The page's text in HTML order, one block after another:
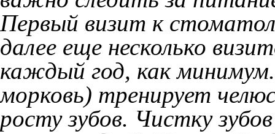
Первый визит к
далее еще несколько
каждый год, как
морковь) тренирует
росту зубов. Чистку